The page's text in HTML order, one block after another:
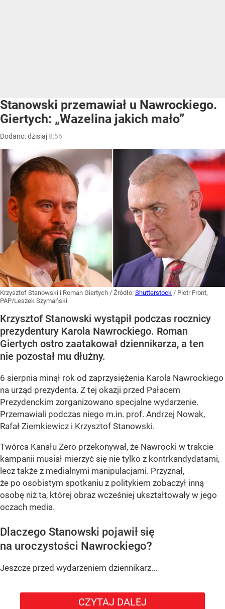
Stanowski przemawiał u Nawrockiego.
Giertych: „Wazelina jakich mało”
Dodano:dzisiaj 8:56
Krzysztof Stanowski i Roman Giertych / Źródło: Shutterstock / Piotr Front,
PAP/Leszek Szymański
Krzysztof Stanowski wystąpił podczas rocznicy
prezydentury Karola Nawrockiego. Roman
Giertych ostro zaatakował dziennikarza, a ten
nie pozostał mu dłużny.
6 sierpnia minął rok od zaprzysiężenia Karola Nawrockiego
na urząd prezydenta. Z tej okazji przed Pałacem
Prezydenckim zorganizowano specjalne wydarzenie.
Przemawiali podczas niego m.in. prof. Andrzej Nowak,
Rafał Ziemkiewicz i Krzysztof Stanowski.
Twórca Kanału Zero przekonywał, że Nawrocki w trakcie
kampanii musiał mierzyć się nie tylko z kontrkandydatami,
lecz także z medialnymi manipulacjami. Przyznał,
że po osobistym spotkaniu z politykiem zobaczył inną
osobę niż ta, której obraz wcześniej ukształtowały w jego
oczach media.
Dlaczego Stanowski pojawił się
na uroczystości Nawrockiego?
Jeszcze przed wydarzeniem dziennikarz...
CZYTAJ DALEJ